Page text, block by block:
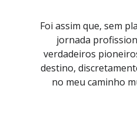
Foi assim que, sem
jornada
verdadeiros
destino,
no meu caminho